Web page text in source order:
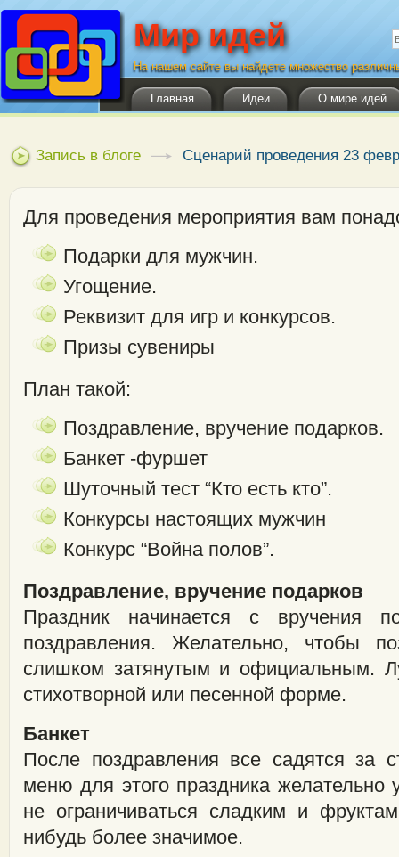
Главная Идеи О мире идей
Мир идей
На нашем сайте вы найдете множество
Запись в блоге Сценарий проведения 23
Для проведения мероприятия вам
Подарки для мужчин.
Угощение.
Реквизит для игр и конкурсов.
Призы сувениры
План такой:
Поздравление, вручение подарков.
Банкет -фуршет
Шуточный тест “Кто есть кто”.
Конкурсы настоящих мужчин
Конкурс “Война полов”.
Поздравление, вручение подарков
Праздник начинается с вручения
поздравления. Желательно, чтобы
слишком затянутым и официальным.
стихотворной или песенной форме.
Банкет
После поздравления все садятся за
меню для этого праздника желательно
не ограничиваться сладким и
нибудь более значимое.